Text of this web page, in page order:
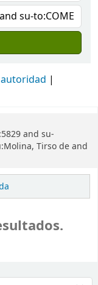
and su-
Tirso de and